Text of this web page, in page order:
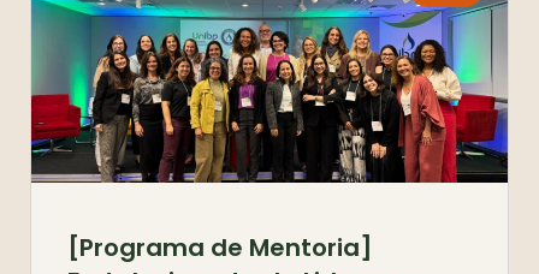
[Programa de Mentoria]